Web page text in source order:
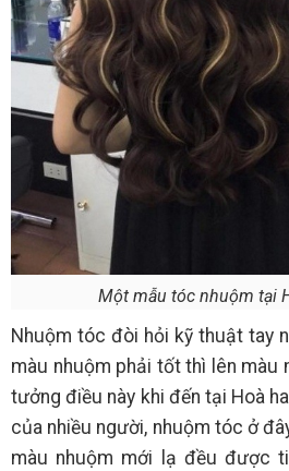
Một mẫu tóc nhuộm tại
Nhuộm tóc đòi hỏi kỹ thuật tay
màu nhuộm phải tốt thì lên màu
tưởng điều này khi đến tại Hoà
của nhiều người, nhuộm tóc ở
màu nhuộm mới lạ đều được